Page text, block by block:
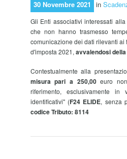
30 Novembre 2021 in
Gli Enti associativi interessati
che non hanno trasmesso
comunicazione dei dati rilevanti
d'imposta 2021,avvalendosi della
Contestualmente alla
misura pari a 250,00euro
riferimento, esclusivamente
identificativi" (F24 ELIDE, senza
codice Tributo: 8114